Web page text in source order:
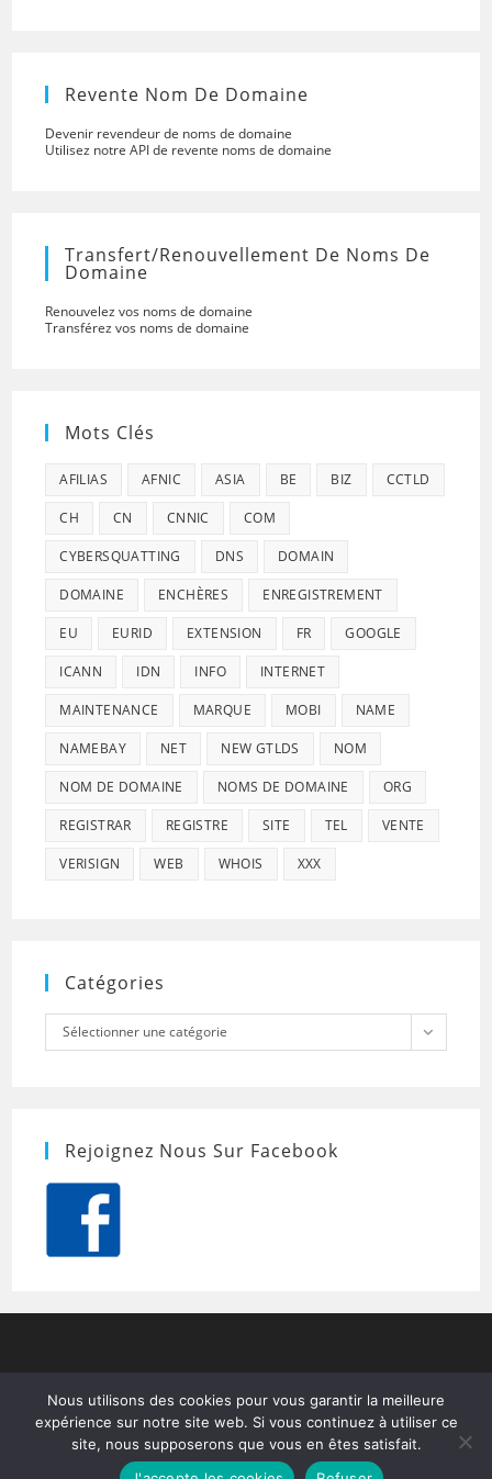
Revente Nom De Domaine
Devenir revendeur de noms de domaine
Utilisez notre API de revente noms de domaine
Transfert/renouvellement De Noms De
Domaine
Renouvelez vos noms de domaine
Transférez vos noms de domaine
Mots Clés
AFILIAS AFNIC ASIA BE BIZ CCTLD
CH CN CNNIC COM
CYBERSQUATTING DNS DOMAIN
DOMAINE ENCHÈRES ENREGISTREMENT
EU EURID EXTENSION FR GOOGLE
ICANN IDN INFO INTERNET
MAINTENANCE MARQUE MOBI NAME
NAMEBAY NET NEW GTLDS NOM
NOM DE DOMAINE NOMS DE DOMAINE ORG
REGISTRAR REGISTRE SITE TEL VENTE
VERISIGN WEB WHOIS XXX
Catégories
Catégories
Sélectionner une catégorie
Rejoignez Nous Sur Facebook
Nous utilisons des cookies pour vous garantir la meilleure
expérience sur notre site web. Si vous continuez à utiliser ce
site, nous supposerons que vous en êtes satisfait.